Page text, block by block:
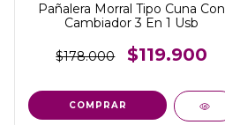
Pañalera Morral Tipo Cuna Con
Cambiador 3 En 1 Usb
$178.000 $119.900
COMPRAR